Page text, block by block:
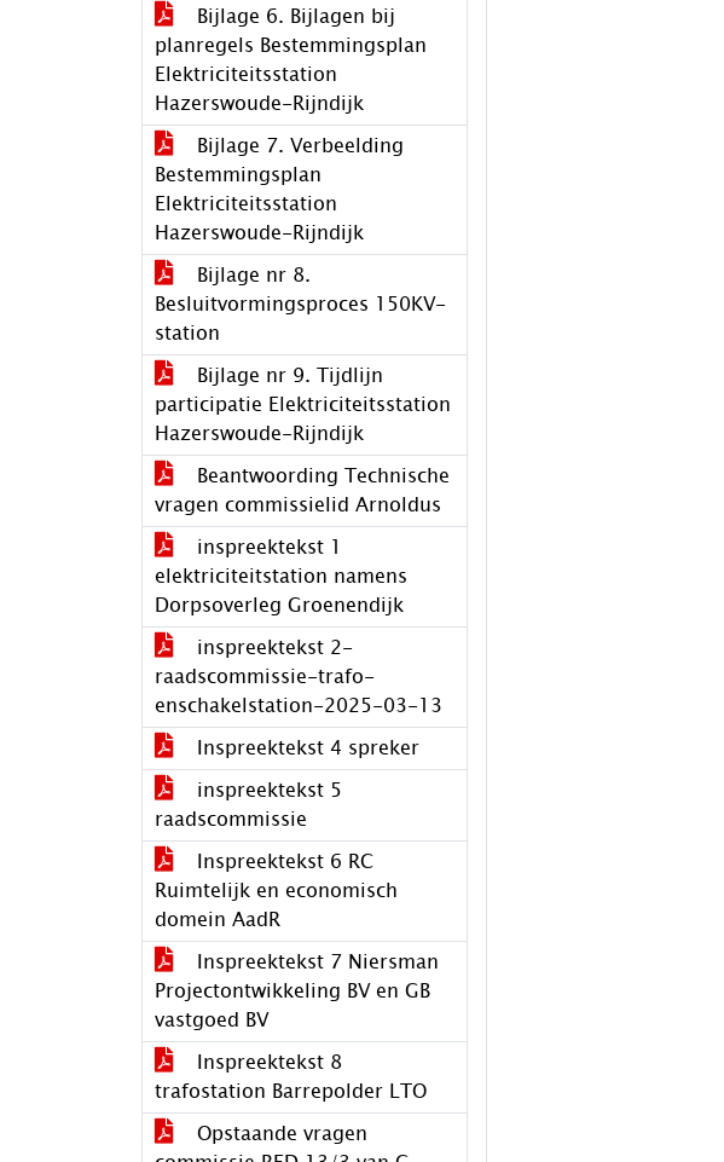
Bijlage 6. Bijlagen bij
planregels Bestemmingsplan
Elektriciteitsstation
Hazerswoude-Rijndijk
Bijlage 7. Verbeelding
Bestemmingsplan
Elektriciteitsstation
Hazerswoude-Rijndijk
Bijlage nr 8.
Besluitvormingsproces 150KV-
station
Bijlage nr 9. Tijdlijn
participatie Elektriciteitsstation
Hazerswoude-Rijndijk
Beantwoording Technische
vragen commissielid Arnoldus
inspreektekst 1
elektriciteitstation namens
Dorpsoverleg Groenendijk
inspreektekst 2-
raadscommissie-trafo-
enschakelstation-2025-03-13
Inspreektekst 4 spreker
inspreektekst 5
raadscommissie
Inspreektekst 6 RC
Ruimtelijk en economisch
domein AadR
Inspreektekst 7 Niersman
Projectontwikkeling BV en GB
vastgoed BV
Inspreektekst 8
trafostation Barrepolder LTO
Opstaande vragen